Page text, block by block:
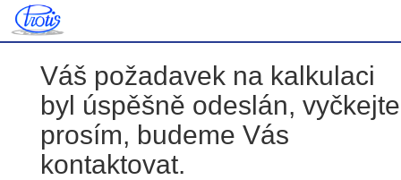
Váš požadavek na kalkulaci
byl úspěšně odeslán, vyčkejte
prosím, budeme Vás
kontaktovat.